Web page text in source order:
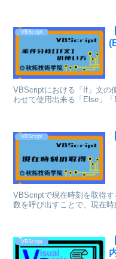
VBScript
VBScriptにおける「If」文の
わせて使用出来る「Else」
VBScript
VBScriptで現在時刻を取得
数を呼び出すことで、現在時
VBScript